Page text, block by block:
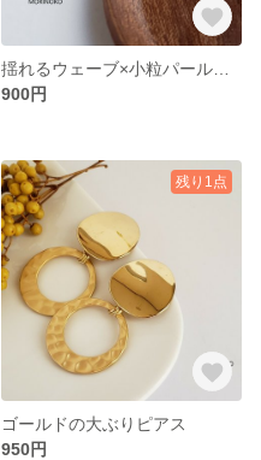
900円
残り1点
ゴールドの大ぶりピアス
950円